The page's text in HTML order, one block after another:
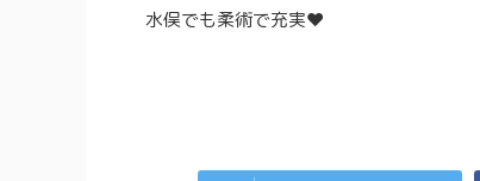
水俣でも柔術で充実❤︎